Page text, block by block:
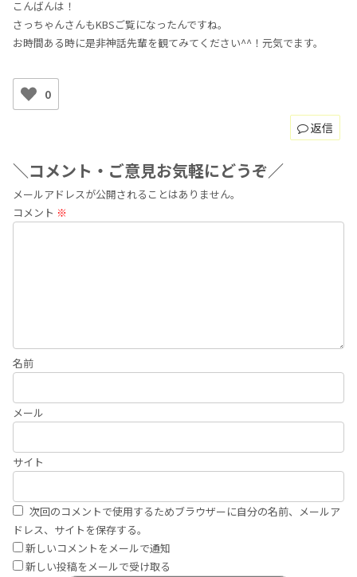
こんばんは！
さっちゃんさんもKBSご覧になったんですね。
お時間ある時に是非神話先輩を観てみてください^^！元気でます。
0
返信
＼コメント・ご意見お気軽にどうぞ／
メールアドレスが公開されることはありません。
コメント ※
名前
メール
サイト
次回のコメントで使用するためブラウザーに自分の名前、メールア
ドレス、サイトを保存する。
新しいコメントをメールで通知
新しい投稿をメールで受け取る